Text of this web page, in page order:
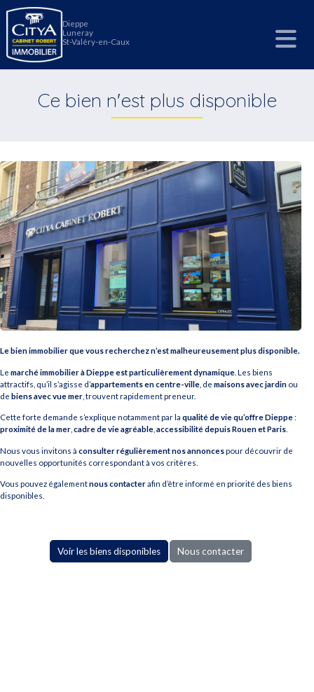
Dieppe
Luneray
St-Valéry-en-Caux
Ce bien n'est plus disponible
Le bien immobilier que vous recherchez n’est malheureusement plus disponible.
Le marché immobilier à Dieppe est particulièrement dynamique . Les biens
attractifs, qu’il s’agisse d’appartements en centre-ville , de maisons avec jardin ou
de biens avec vue mer , trouvent rapidement preneur.
Cette forte demande s’explique notamment par la qualité de vie qu’offre Dieppe:
proximité de la mer cadre de vie agréable accessibilité depuis Rouen et Paris
Nous vous invitons à consulter régulièrement nos annoncespour découvrir de
nouvelles opportunités correspondant à vos critères.
Vous pouvez égalementnous contacterafin d’être informé en priorité des biens
disponibles.
Voir les biens disponibles Nous contacter
Panneau de gestion des cookies